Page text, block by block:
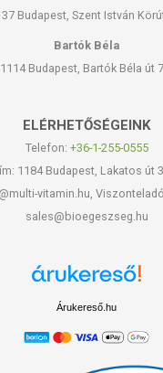
Budapest, Szent István
Bartók Béla
1114 Budapest, Bartók Béla út
ELÉRHETŐSÉGEINK
Telefon: +36-1-255-0555
1184 Budapest, Lakatos út
vitamin.hu,
sales@bioegeszseg.hu
Árukereső.hu